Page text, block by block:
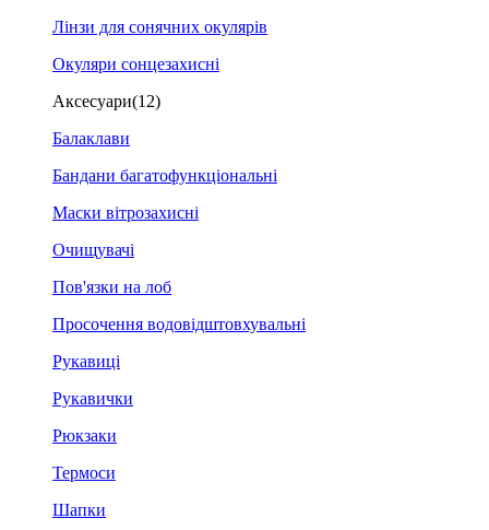
Лінзи для сонячних окулярів
Окуляри сонцезахисні
Аксесуари(12)
Балаклави
Бандани багатофункціональні
Маски вітрозахисні
Очищувачі
Пов'язки на лоб
Просочення водовідштовхувальні
Рукавиці
Рукавички
Рюкзаки
Термоси
Шапки